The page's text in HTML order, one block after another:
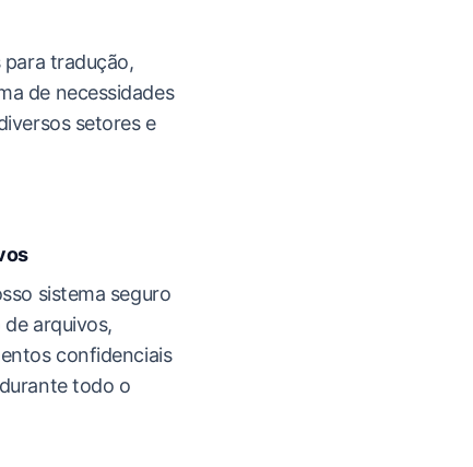
para tradução,
de necessidades
setores e
sistema seguro
arquivos,
confidenciais
todo o